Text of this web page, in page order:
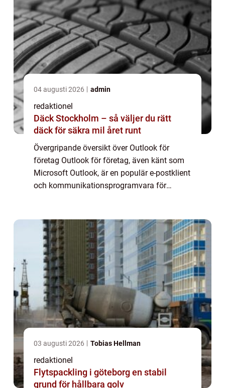
04 augusti 2026 admin
redaktionel
Däck Stockholm – så väljer du rätt
däck för säkra mil året runt
Övergripande översikt över Outlook för
företag Outlook för företag, även känt som
Microsoft Outlook, är en populär e-postklient
och kommunikationsprogramvara för
värld...
03 augusti 2026 Tobias Hellman
redaktionel
Flytspackling i göteborg en stabil
grund för hållbara golv